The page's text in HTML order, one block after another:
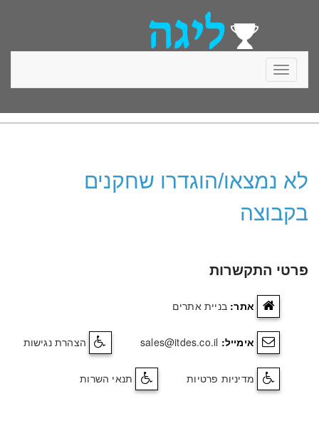
Toggle
לא נמצאו/הוגדרו שחקנים
בקבוצה
פרטי התקשרות
אתר: בניית אתרים
אימייל: sales@itdes.co.il הצהרת נגישות
מדיניות פרטיות תנאי השרות